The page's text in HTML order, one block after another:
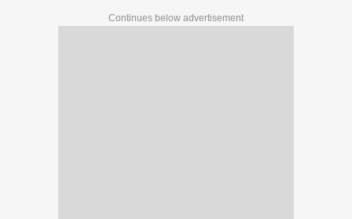
Continues below advertisement